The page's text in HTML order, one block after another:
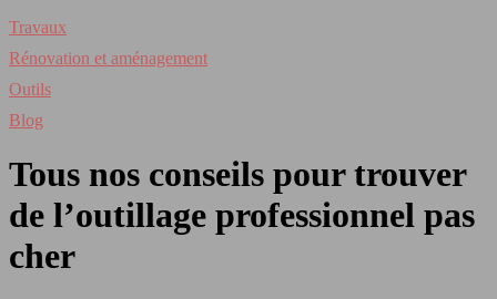
Travaux
Rénovation et aménagement
Outils
Blog
Tous nos conseils pour trouver
de l’outillage professionnel pas
cher